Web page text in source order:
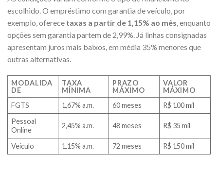
escolhido. O empréstimo com garantia de veículo, por
exemplo, oferece taxas a partir de 1,15% ao mês , enquanto
opções sem garantia partem de 2,99%. Já linhas consignadas
apresentam juros mais baixos, em média 35% menores que
outras alternativas.
MODALIDA
DE
TAXA
MÍNIMA
PRAZO
MÁXIMO
VALOR
MÁXIMO
FGTS
1,67% a.m. 60 meses
R$ 100 mil
Pessoal
Online
2,45% a.m. 48 meses R$ 35 mil
Veículo 1,15% a.m. 72 meses R$ 150 mil